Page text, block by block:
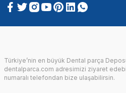
Türkiye’nin en büyük Dental parça
dentalparca.com adresimizi ziyaret
numaralı telefondan bize ulaşabilirsin.